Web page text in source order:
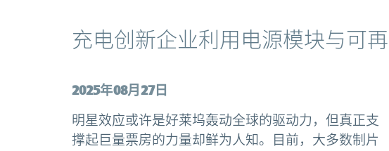
充电创新企业利用电源模块与可
2025年08月27日
明星效应或许是好莱坞轰动全球的驱动力，但真正支
撑起巨量票房的力量却鲜为人知。目前，大多数制片